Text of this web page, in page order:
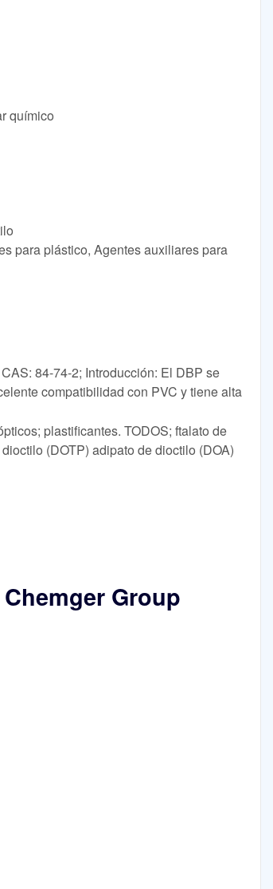
químico
para plástico, Agentes auxiliares para
84-74-2; Introducción: El DBP se
compatibilidad con PVC y tiene alta
plastificantes. TODOS; ftalato de
(DOTP) adipato de dioctilo (DOA)
Group